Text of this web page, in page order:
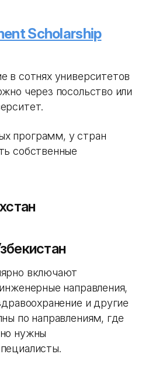
Scholarship
в сотнях университетов
через посольство или
программ, у стран
собственные
включают
направления,
и другие
по направлениям, где
нужны